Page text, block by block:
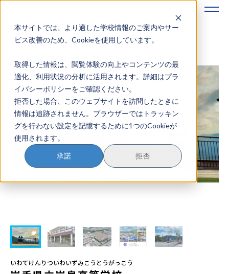
本サイトでは、より適した学校情報のご案内やサー
ビス改善のため、Cookieを使用しています。
取得した情報は、閲覧体験の向上やコンテンツの最
適化、利用状況の分析に活用されます。詳細はプラ
イバシーポリシーをご確認ください。
拒否した場合、このウェブサイトを訪問したときに
情報は追跡されません。ブラウザーではトラッキン
グを行わない設定を記憶するために1つのCookieが
使用されます。
承諾 拒否
地域みらい留学のすすめかた
地域みらい留学とは
学校を探す
イベントを探す
おためし地域留学
マガジン
奨学金について
？ イベント参加方法
会員登録
MYページログイン
いわてけんりついわいずみこうとうがっこう